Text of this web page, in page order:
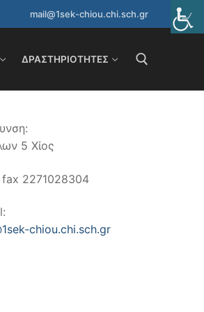
mail@1sek-chiou.chi.sch.gr
ΔΡΑΣΤΗΡΙΌΤΗΤΕΣ
5 Χίος
fax 2271028304
chiou.chi.sch.gr